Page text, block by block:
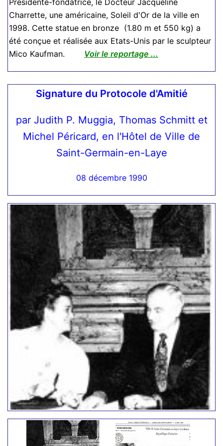
/***For Lifgtbox Gallery view***/ .play-
icon.youtube-icon { background:
url(https://jumelage.org/francais/wp-
content/plugins/portfolio-
gallery/assets/images/admin_images/
center center no-repeat; background-size: 30%
30%; } .play-icon.vimeo-icon { background:
url(https://jumelage.org/francais/wp-
content/plugins/portfolio-
gallery/assets/images/admin_images/play.vimeo.png)
center center no-repeat; background-size: 30%
30%; } .play-icon { position: absolute; top: 0; left:
0; width: 100%; height: 100%; } /******/
.portelement_47 { max-width:275px; width: 100%;
margin:0 0 10px 0; border:0px solid #eeeeee;
border-radius:3px; outline:none; overflow:hidden;
} .portelement_47 .image-block_47 {
position:relative; max-width:275px; width:100%; }
.portelement_47 .image-block_47 a {
Présidente-fondatrice, le Docteur Jacqueline
Charrette, une américaine, Soleil d'Or de la ville en
1998. Cette statue en bronze (1.80 m et 550 kg) a
été conçue et réalisée aux Etats-Unis par le sculpteur
Mico Kaufman.
Voir le reportage ...
Signature du Protocole d'Amitié
par Judith P. Muggia, Thomas Schmitt et
Michel Péricard, en l'Hôtel de Ville de
Saint-Germain-en-Laye
08 décembre 1990